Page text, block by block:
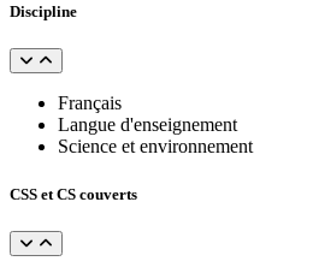
Discipline
Français
Langue d'enseignement
Science et environnement
CSS et CS couverts